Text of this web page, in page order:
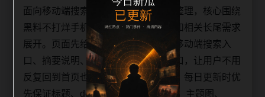
面向移动端搜索和站内连续阅读场景整理，核心围绕
黑料不打烊手机免费观看、明星黑料和相关长尾需求
展开。页面先给出清晰主题，再补充移动端搜索入
口、摘要说明、图片语义和可点击入口，让用户不用
反复回到首页也能继续浏览同类内容。每日更新时优
先保证标题、description、canonical、主题图、